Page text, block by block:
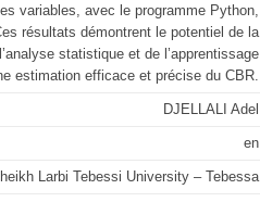
variables, avec le programme Python,
résultats démontrent le potentiel de la
statistique et de l’apprentissage
estimation efficace et précise du CBR.
DJELLALI Adel
en
Larbi Tebessi University – Tebessa